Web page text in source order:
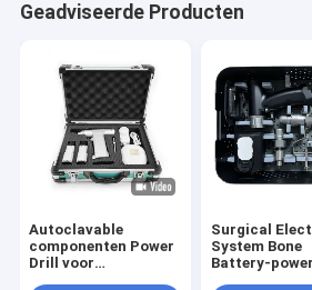
Geadviseerde Producten
Autoclavable
componenten Power
Drill voor
Surgical
System Bone
Battery-